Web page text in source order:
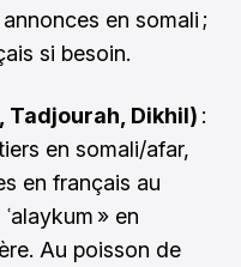
en somali ;
si besoin.
Dikhil) :
en somali/afar,
en français au
» en
Au poisson de